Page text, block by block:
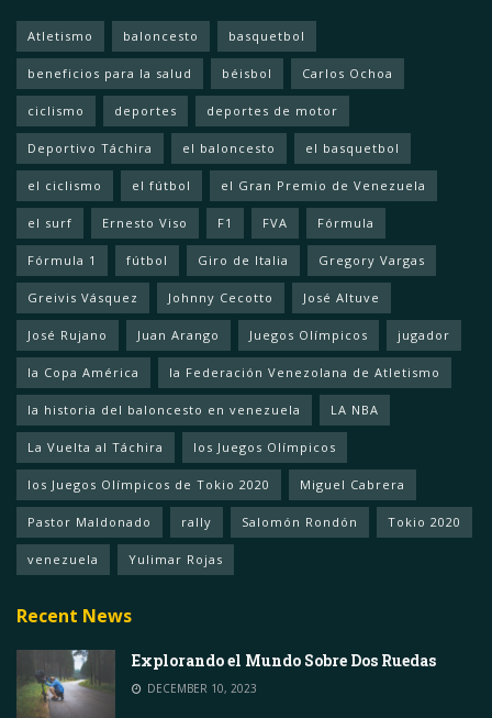
Atletismo baloncesto basquetbol
beneficios para la salud béisbol Carlos Ochoa
ciclismo deportes deportes de motor
Deportivo Táchira el baloncesto el basquetbol
el ciclismo el fútbol el Gran Premio de Venezuela
el surf Ernesto Viso F1 FVA Fórmula
Fórmula 1 fútbol Giro de Italia Gregory Vargas
Greivis Vásquez Johnny Cecotto José Altuve
José Rujano Juan Arango Juegos Olímpicos jugador
la Copa América la Federación Venezolana de Atletismo
la historia del baloncesto en venezuela LA NBA
La Vuelta al Táchira los Juegos Olímpicos
los Juegos Olímpicos de Tokio 2020 Miguel Cabrera
Pastor Maldonado rally Salomón Rondón Tokio 2020
venezuela Yulimar Rojas
Recent News
Explorando el Mundo Sobre Dos Ruedas
DECEMBER 10, 2023